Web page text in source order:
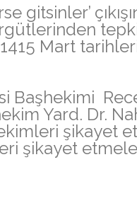
gitsinler’
Mart
Başhekimi
Yard. Dr.
şikayet
şikayet